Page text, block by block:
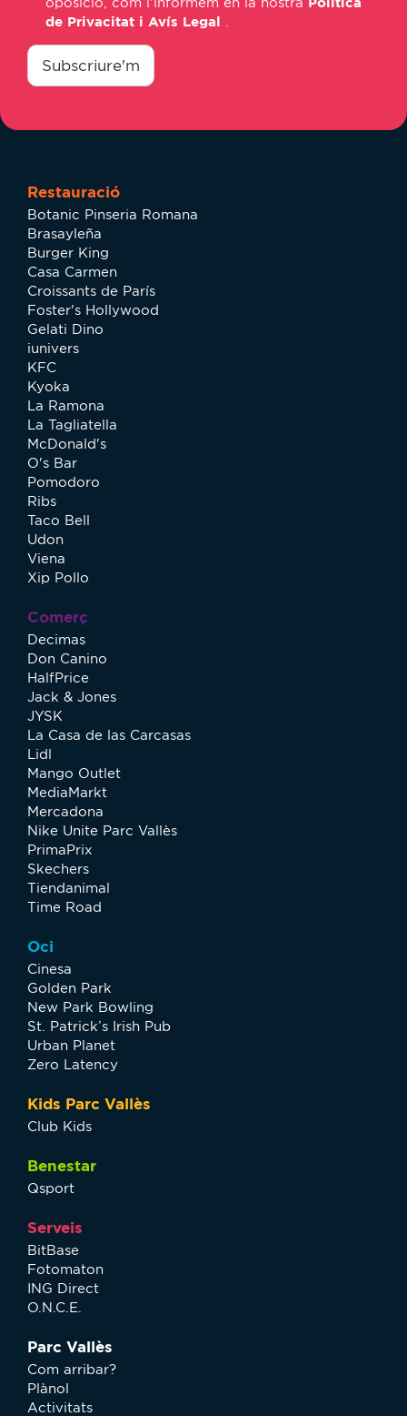
de Privacitat i Avís Legal
consentimiento
Subscriure'm
Restauració
Botanic Pinseria Romana
Brasayleña
Burger King
Casa Carmen
Croissants de París
Foster's Hollywood
Gelati Dino
iunivers
KFC
Kyoka
La Ramona
La Tagliatella
McDonald's
O's Bar
Pomodoro
Ribs
Taco Bell
Udon
Viena
Xip Pollo
Comerç
Decimas
Don Canino
HalfPrice
Jack & Jones
JYSK
La Casa de las Carcasas
Lidl
Mango Outlet
MediaMarkt
Mercadona
Nike Unite Parc Vallès
PrimaPrix
Skechers
Tiendanimal
Time Road
Oci
Cinesa
Golden Park
New Park Bowling
St. Patrick’s Irish Pub
Urban Planet
Zero Latency
Kids Parc Vallès
Club Kids
Benestar
Qsport
Serveis
BitBase
Fotomaton
ING Direct
O.N.C.E.
Parc Vallès
Com arribar?
Plànol
Activitats